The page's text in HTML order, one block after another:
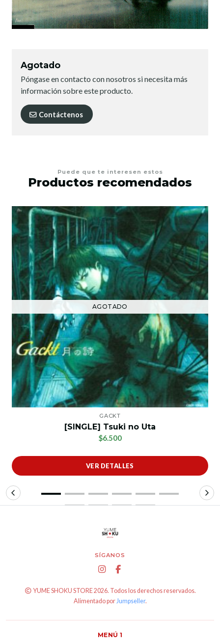
Agotado
Póngase en contacto con nosotros si necesita más
información sobre este producto.
Contáctenos
Puede que te interesen estos
Productos recomendados
AGOTADO
GACKT
[SINGLE] Tsuki no Uta
$6.500
VER DETALLES
SÍGANOS
YUME SHOKU STORE 2026. Todos los derechos reservados.
Alimentado porJumpseller.
MENÚ 1